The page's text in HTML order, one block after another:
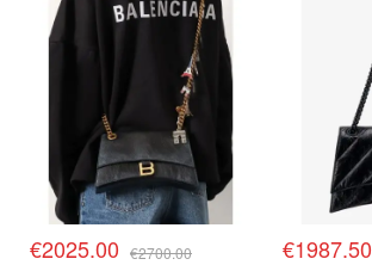
€2025.00 €2700.00 €1987.50